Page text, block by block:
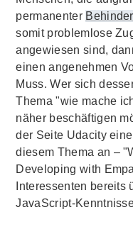
permanenter
somit problemlose
angewiesen sind,
einen angenehmen
Muss. Wer sich
Thema "wie mache
näher beschäftigen
der Seite Udacity
diesem Thema an –
Developing with
Interessenten bereits
JavaScript-